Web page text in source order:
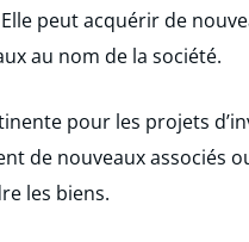
peut acquérir de
au nom de la société.
pour les projets
de nouveaux associés
les biens.